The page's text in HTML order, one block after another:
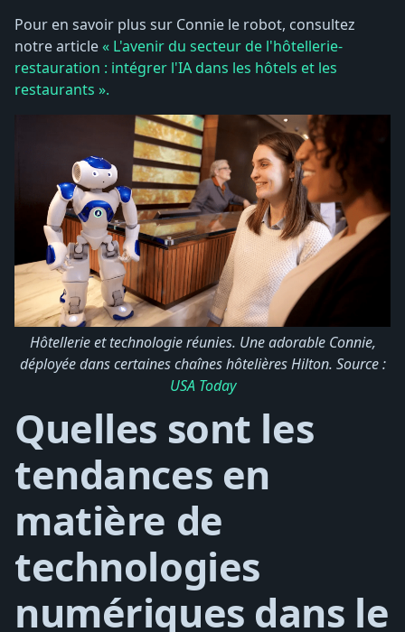
Pour en savoir plus sur Connie le robot, consultez
notre article« L'avenir du secteur de l'hôtellerie-
restauration : intégrer l'IA dans les hôtels et les
restaurants ».
Hôtellerie et technologie réunies. Une adorable Connie,
déployée dans certaines chaînes hôtelières Hilton. Source :
USA Today
Quelles sont les
tendances en
matière de
technologies
numériques dans le